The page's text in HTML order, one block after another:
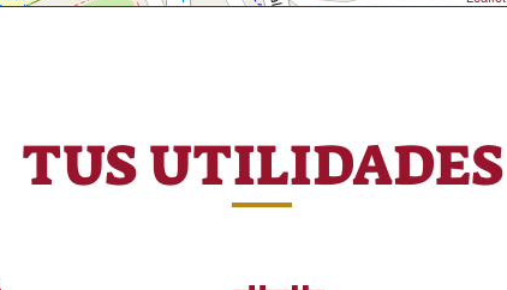
TUS UTILIDADES